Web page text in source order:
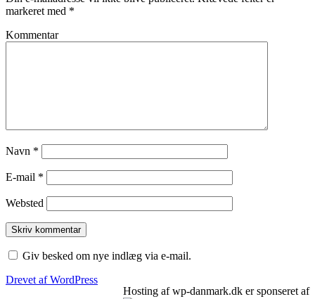
markeret med *
Kommentar
Navn *
E-mail *
Websted
Giv besked om nye indlæg via e-mail.
Drevet af WordPress
Hosting af wp-danmark.dk er sponseret af